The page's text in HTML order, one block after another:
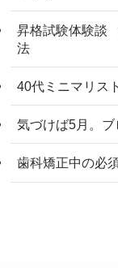
昇格試験体験談
法
40代ミニマリス
気づけば5月。
歯科矯正中の必